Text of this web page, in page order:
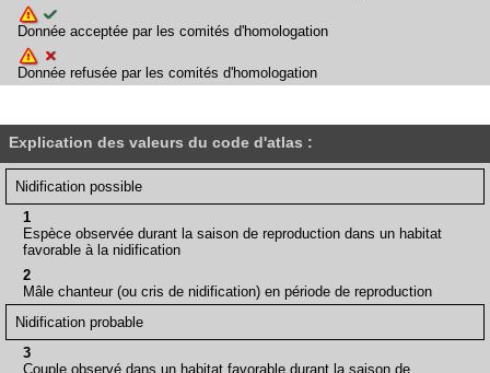
Donnée acceptée par les comités d'homologation
Donnée refusée par les comités d'homologation
Explication des valeurs du code d'atlas :
Nidification possible
1
Espèce observée durant la saison de reproduction dans un habitat
favorable à la nidification
2
Mâle chanteur (ou cris de nidification) en période de reproduction
Nidification probable
3
Couple observé dans un habitat favorable durant la saison de